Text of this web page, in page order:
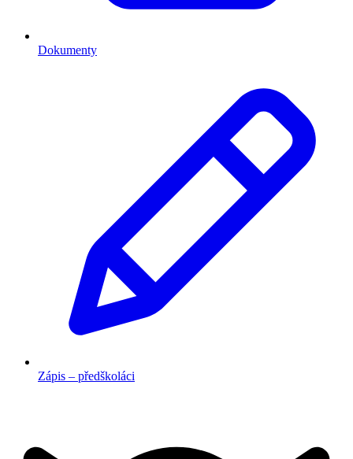
Dokumenty
Zápis – předškoláci